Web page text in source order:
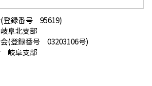
(登録番号 95619)
阜北支部
(登録番号 03203106号)
岐阜支部